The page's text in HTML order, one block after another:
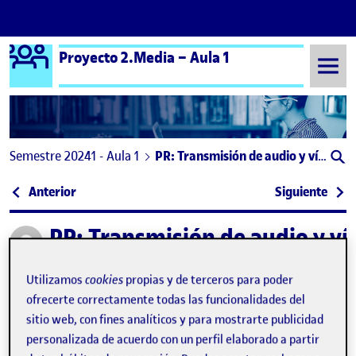
Saltar al contenido
Logo Ágora
Proyecto 2.Media – Aula 1
Semestre 20241 - Aula 1 PR: Transmisión de audio y vídeo. Plataformas de publicación y distribución
Navegación de entradas
Anterior: PRA2 – VideoDJ – Tutorial en directo para la
Siguiente:
Publicado porPR: Transmisión de audio y
Visibilidad:
Pública -Fecha de publicación
7 Ene 2025 -comentario en PR: Transmisión de audio y vídeo.
Hola a todos,
Utilizamoscookies propias y de terceros para poder
ofrecerte correctamente todas las funcionalidades del
sitio web, con fines analíticos y para mostrarte publicidad
personalizada de acuerdo con un perfil elaborado a partir